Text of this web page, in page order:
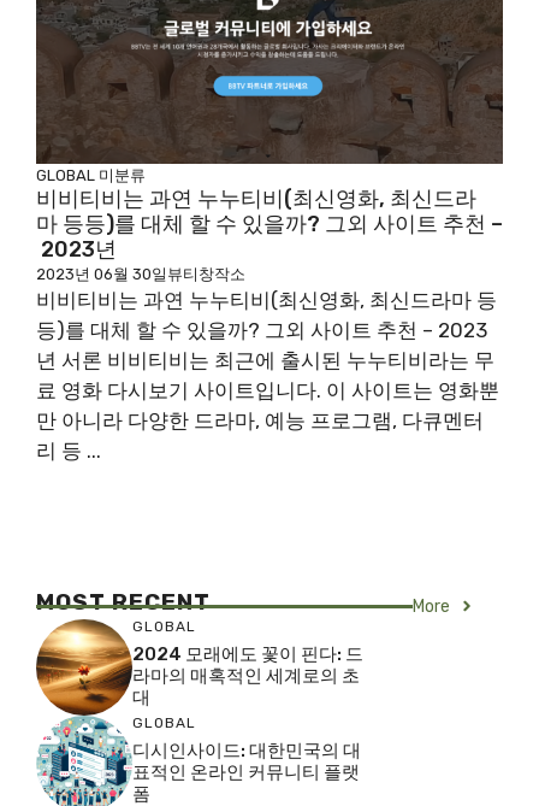
GLOBAL 미분류
비비티비는 과연 누누티비(최신영화, 최신드라
마 등등)를 대체 할 수 있을까? 그외 사이트 추천 –
2023년
2023년 06월 30일 뷰티창작소
비비티비는 과연 누누티비(최신영화, 최신드라마 등
등)를 대체 할 수 있을까? 그외 사이트 추천 – 2023
년 서론 비비티비는 최근에 출시된 누누티비라는 무
료 영화 다시보기 사이트입니다. 이 사이트는 영화뿐
만 아니라 다양한 드라마, 예능 프로그램, 다큐멘터
리 등 ...
MOST RECENT More
GLOBAL
2024 모래에도 꽃이 핀다: 드
라마의 매혹적인 세계로의 초
대
GLOBAL
디시인사이드: 대한민국의 대
표적인 온라인 커뮤니티 플랫
폼